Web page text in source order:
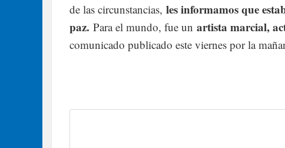
de las circunstancias, les informamos que
paz. Para el mundo, fue un artista marcial,
comunicado publicado este viernes por la